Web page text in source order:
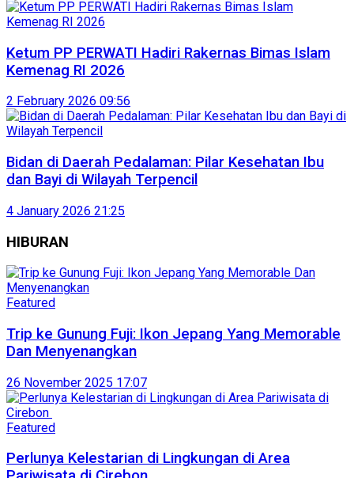
Ketum PP PERWATI Hadiri Rakernas Bimas Islam
Kemenag RI 2026
2 February 2026 09:56
Bidan di Daerah Pedalaman: Pilar Kesehatan Ibu
dan Bayi di Wilayah Terpencil
4 January 2026 21:25
HIBURAN
Featured
Trip ke Gunung Fuji: Ikon Jepang Yang Memorable
Dan Menyenangkan
26 November 2025 17:07
Featured
Perlunya Kelestarian di Lingkungan di Area